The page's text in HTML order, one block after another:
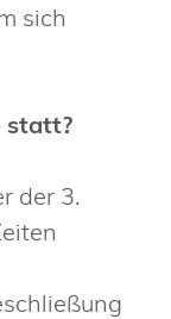
sich
statt?
der 3.